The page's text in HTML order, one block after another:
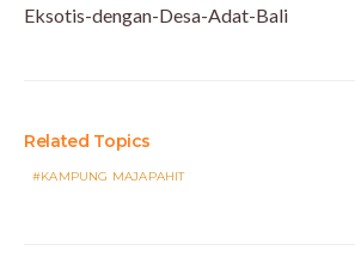
Eksotis-dengan-Desa-Adat-Bali
Related Topics
KAMPUNG MAJAPAHIT